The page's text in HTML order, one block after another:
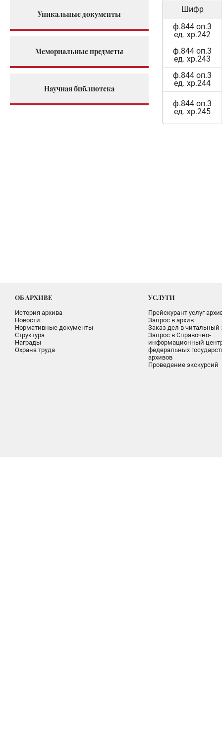
Уникальные документы
Мемориальные предметы
Научная библиотека
Шифр
ф.844 оп.3
ед. хр.242
ф.844 оп.3
ед. хр.243
ф.844 оп.3
ед. хр.244
ф.844 оп.3
ед. хр.245
ОБ АРХИВЕ
История архива
Новости
Нормативные документы
Структура
Награды
Охрана труда
УСЛУГИ
Прейскурант услуг
Запрос в архив
Заказ дел в читальный
Запрос в Справочно-
информационный
федеральных
архивов
Проведение экскурсий